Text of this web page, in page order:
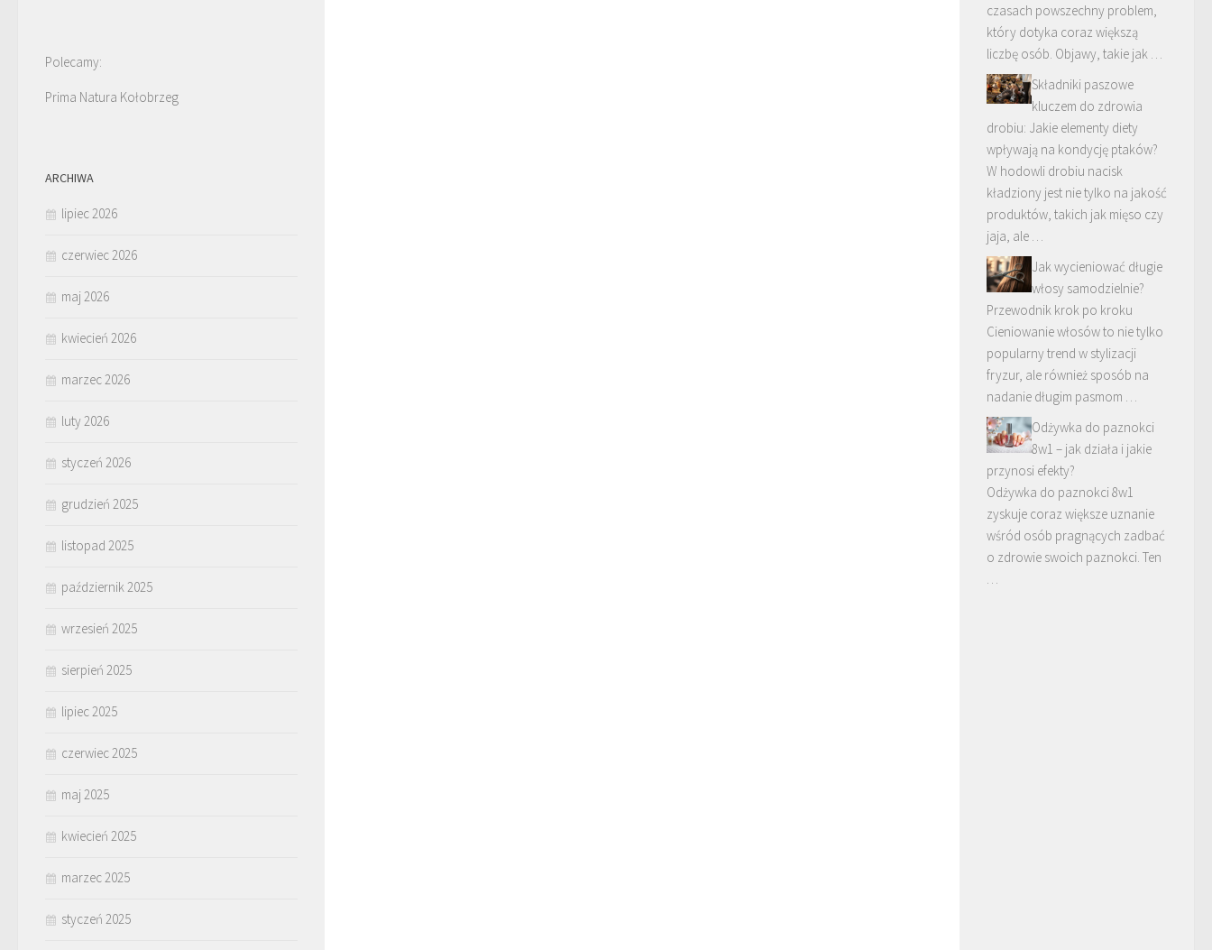
Polecamy:
Prima Natura Kołobrzeg
ARCHIWA
lipiec 2026
czerwiec 2026
maj 2026
kwiecień 2026
marzec 2026
luty 2026
styczeń 2026
grudzień 2025
listopad 2025
październik 2025
wrzesień 2025
sierpień 2025
lipiec 2025
czerwiec 2025
maj 2025
kwiecień 2025
marzec 2025
styczeń 2025
czasach powszechny problem,
który dotyka coraz większą
liczbę osób. Objawy, takie jak …
Składniki paszowe
kluczem do zdrowia
drobiu: Jakie elementy diety
wpływają na kondycję ptaków?
W hodowli drobiu nacisk
kładziony jest nie tylko na jakość
produktów, takich jak mięso czy
jaja, ale …
Jak wycieniować długie
włosy samodzielnie?
Przewodnik krok po kroku
Cieniowanie włosów to nie tylko
popularny trend w stylizacji
fryzur, ale również sposób na
nadanie długim pasmom …
Odżywka do paznokci
8w1 – jak działa i jakie
przynosi efekty?
Odżywka do paznokci 8w1
zyskuje coraz większe uznanie
wśród osób pragnących zadbać
o zdrowie swoich paznokci. Ten
…